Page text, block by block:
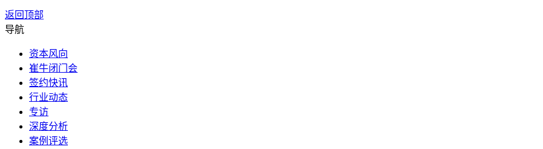
返回顶部
导航
资本风向
崔牛闭门会
签约快讯
行业动态
专访
深度分析
案例评选